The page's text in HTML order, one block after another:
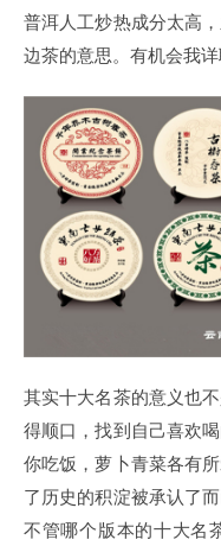
普洱人工炒热成分太高
边茶的意思。有机会我详
其实十大名茶的意义也
得顺口，找到自己喜欢
你吃饭，萝卜青菜各有
了历史的积淀被承认了
不管哪个版本的十大名